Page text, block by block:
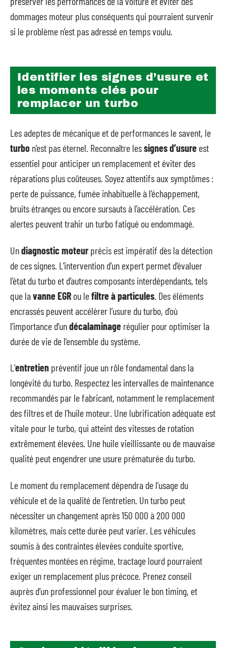
dommages moteur plus conséquents qui pourraient survenir
si le problème n’est pas adressé en temps voulu.
Identifier les signes d’usure et
les moments clés pour
remplacer un turbo
Les adeptes de mécanique et de performances le savent, le
turbo n’est pas éternel. Reconnaître lessignes d’usure est
essentiel pour anticiper un remplacement et éviter des
réparations plus coûteuses. Soyez attentifs aux symptômes :
perte de puissance, fumée inhabituelle à l’échappement,
bruits étranges ou encore sursauts à l’accélération. Ces
alertes peuvent trahir un turbo fatigué ou endommagé.
Undiagnostic moteurprécis est impératif dès la détection
de ces signes. L’intervention d’un expert permet d’évaluer
l’état du turbo et d’autres composants interdépendants, tels
que lavanne EGR ou lefiltre à particules . Des éléments
encrassés peuvent accélérer l’usure du turbo, d’où
l’importance d’undécalaminage régulier pour optimiser la
durée de vie de l’ensemble du système.
L’entretien préventif joue un rôle fondamental dans la
longévité du turbo. Respectez les intervalles de maintenance
recommandés par le fabricant, notamment le remplacement
des filtres et de l’huile moteur. Une lubrification adéquate est
vitale pour le turbo, qui atteint des vitesses de rotation
extrêmement élevées. Une huile vieillissante ou de mauvaise
qualité peut engendrer une usure prématurée du turbo.
Le moment du remplacement dépendra de l’usage du
véhicule et de la qualité de l’entretien. Un turbo peut
nécessiter un changement après 150 000 à 200 000
kilomètres, mais cette durée peut varier. Les véhicules
soumis à des contraintes élevées conduite sportive,
fréquentes montées en régime, tractage lourd pourraient
exiger un remplacement plus précoce. Prenez conseil
auprès d’un professionnel pour évaluer le bon timing, et
évitez ainsi les mauvaises surprises.